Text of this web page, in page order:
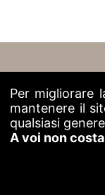
Per migliorare
mantenere il
qualsiasi
A voi non